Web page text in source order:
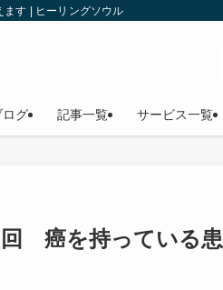
ます | ヒーリングソウル
ログ 記事一覧 サービス一覧
癌を持っている